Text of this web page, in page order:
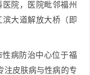
院，医院毗邻福州
大道解放大桥（即
病防治中心位于福
注皮肤病与性病的专